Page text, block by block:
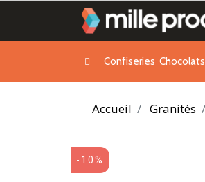
Confiseries Chocolats
Accueil Granités
-10%